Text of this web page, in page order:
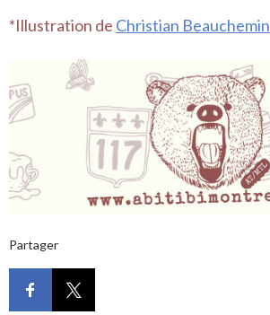
*Illustration de Christian Beauchemin
Partager